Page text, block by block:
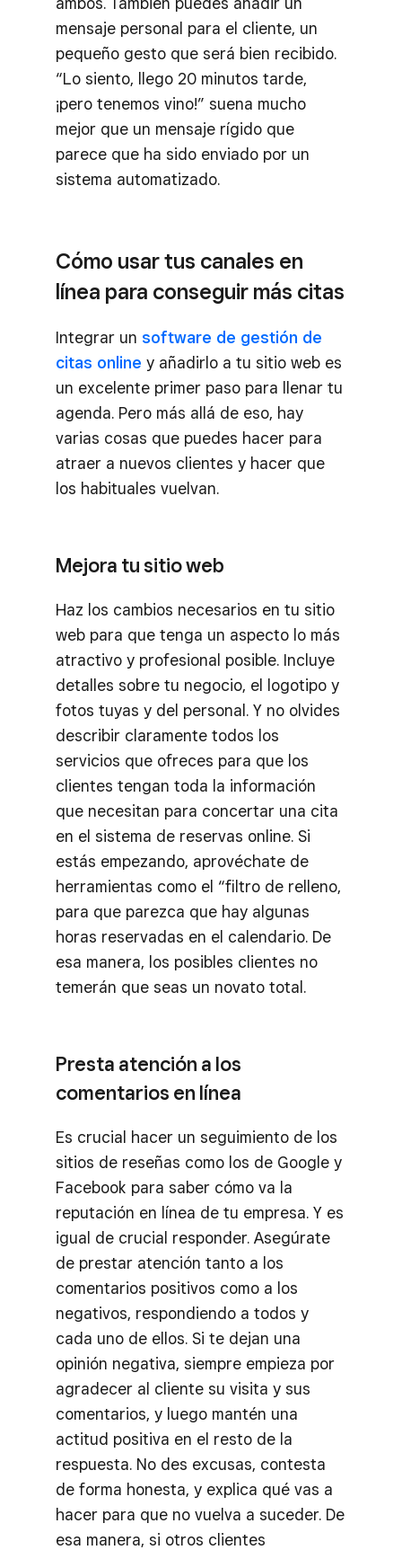
mensaje personal para el cliente, un
pequeño gesto que será bien recibido.
“Lo siento, llego 20 minutos tarde,
¡pero tenemos vino!” suena mucho
mejor que un mensaje rígido que
parece que ha sido enviado por un
sistema automatizado.
Cómo usar tus canales en
línea para conseguir más citas
Integrar un software de gestión de
citas online y añadirlo a tu sitio web es
un excelente primer paso para llenar tu
agenda. Pero más allá de eso, hay
varias cosas que puedes hacer para
atraer a nuevos clientes y hacer que
los habituales vuelvan.
Mejora tu sitio web
Haz los cambios necesarios en tu sitio
web para que tenga un aspecto lo más
atractivo y profesional posible. Incluye
detalles sobre tu negocio, el logotipo y
fotos tuyas y del personal. Y no olvides
describir claramente todos los
servicios que ofreces para que los
clientes tengan toda la información
que necesitan para concertar una cita
en el sistema de reservas online. Si
estás empezando, aprovéchate de
herramientas como el “filtro de relleno,
para que parezca que hay algunas
horas reservadas en el calendario. De
esa manera, los posibles clientes no
temerán que seas un novato total.
Presta atención a los
comentarios en línea
Es crucial hacer un seguimiento de los
sitios de reseñas como los de Google y
Facebook para saber cómo va la
reputación en línea de tu empresa. Y es
igual de crucial responder. Asegúrate
de prestar atención tanto a los
comentarios positivos como a los
negativos, respondiendo a todos y
cada uno de ellos. Si te dejan una
opinión negativa, siempre empieza por
agradecer al cliente su visita y sus
comentarios, y luego mantén una
actitud positiva en el resto de la
respuesta. No des excusas, contesta
de forma honesta, y explica qué vas a
hacer para que no vuelva a suceder. De
esa manera, si otros clientes